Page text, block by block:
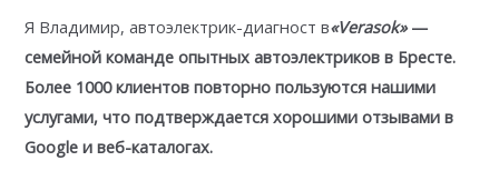
Я Владимир, автоэлектрик-диагност в«Verasok»—
семейной команде опытных автоэлектриков в Бресте.
Более 1000 клиентов повторно пользуются нашими
услугами, чтоподтверждается хорошими отзывами в
Google и веб-каталогах.